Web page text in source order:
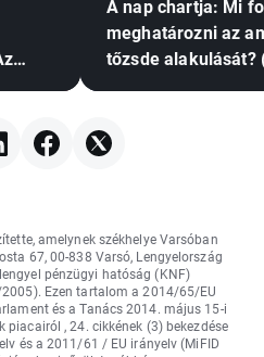
A nap chartja: Mi
meghatározni az
tőzsde alakulását?
amelynek székhelye Varsóban
67, 00-838 Varsó, Lengyelország
pénzügyi hatóság (KNF)
Ezen tartalom a 2014/65/EU
és a Tanács 2014. május 15-i
, 24. cikkének (3) bekezdése
és a 2011/61 / EU irányelv (MiFID